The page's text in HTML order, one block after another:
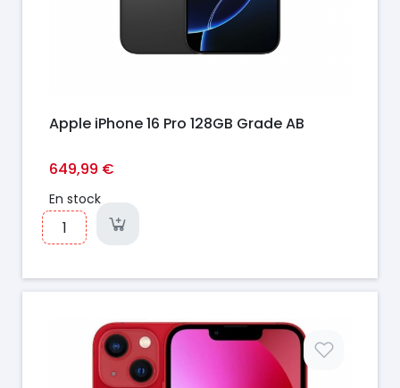
Apple iPhone 16 Pro 128GB Grade AB
649,99 €
En stock